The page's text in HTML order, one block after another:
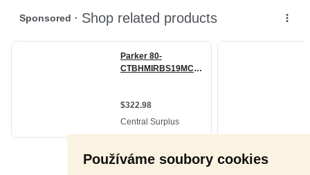
Používáme soubory cookies